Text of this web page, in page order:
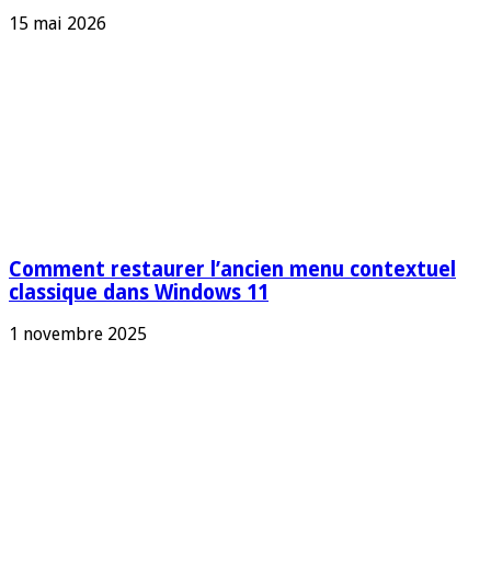
15 mai 2026
Comment restaurer l’ancien menu contextuel
classique dans Windows 11
1 novembre 2025